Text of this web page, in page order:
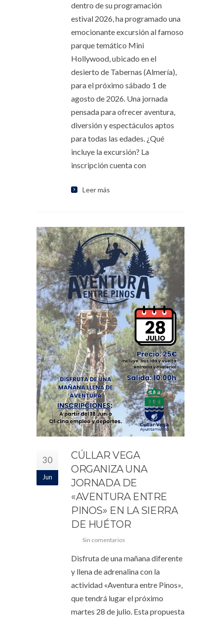
dentro de su programación
estival 2026, ha programado una
emocionante excursión al famoso
parque temático Mini
Hollywood, ubicado en el
desierto de Tabernas (Almería),
para el próximo sábado 1 de
agosto de 2026. Una jornada
pensada para ofrecer aventura,
diversión y espectáculos aptos
para todas las edades. ¿Qué
incluye la excursión? La
inscripción cuenta con
Leer más
30
Jun
CÚLLAR VEGA
ORGANIZA UNA
JORNADA DE
«AVENTURA ENTRE
PINOS» EN LA SIERRA
DE HUÉTOR
Sin comentarios
Disfruta de una mañana diferente
y llena de adrenalina con la
actividad «Aventura entre Pinos»,
que tendrá lugar el próximo
martes 28 de julio. Esta propuesta